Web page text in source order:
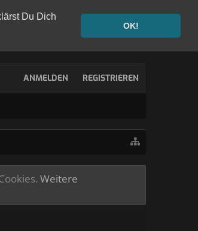
Du Dich
OK!
ANMELDEN REGISTRIEREN
Weitere